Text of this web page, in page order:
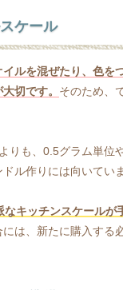
ケール
ルを混ぜたり、色を
切です。 そのため、
りも、0.5グラム単位
ル作りには向いていま
キッチンスケールが
は、新たに購入する